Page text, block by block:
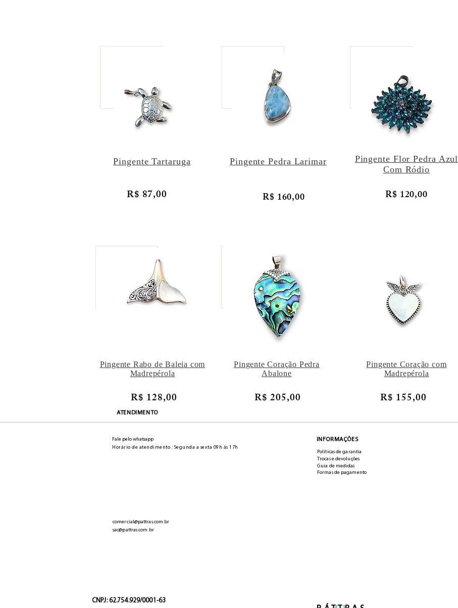
Pingente Pedra Larimar
R$ 160,00
Pingente Flor Pedra Azul
Com Ródio
R$ 120,00
Pingente Tartaruga
R$ 87,00
comercial@pattras.com.br
sac@pattras.com.br
ATENDIMENTO
Fale pelo whatsapp
Horário de atendimento : Segunda a sexta 09h ás 17h
INFORMAÇÕES
Políticas de garantia
Trocas e devoluções
Guia de medidas
Formas de pagamento
Pingente Rabo de Baleia com
Madrepérola
Pingente Coração Pedra
Abalone
Pingente Coração com
Madrepérola
R$ 128,00 R$ 205,00 R$ 155,00
CNPJ: 62.754.929/0001-63